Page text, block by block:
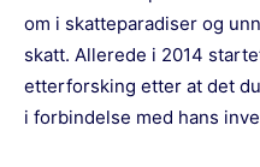
om i skatteparadiser og
skatt. Allerede i 2014
etterforsking etter at det
i forbindelse med hans